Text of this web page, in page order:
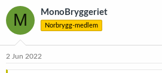
k
s
j
o
e
M MonoBryggeriet
Norbrygg-medlem
2 Jun 2022